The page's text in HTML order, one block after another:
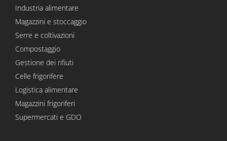
Industria alimentare
Magazzini e stoccaggio
Serre e coltivazioni
Compostaggio
Gestione dei rifiuti
Celle frigorifere
Logistica alimentare
Magazzini frigoriferi
Supermercati e GDO